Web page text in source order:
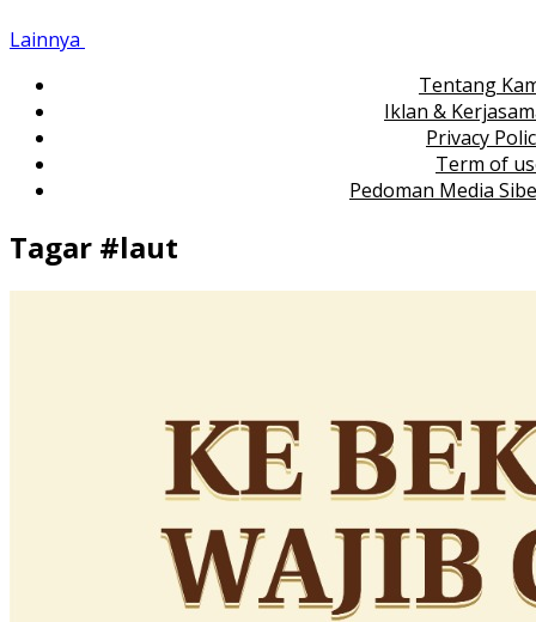
Lainnya
Tentang
Iklan &
Privacy
Term of
Pedoman Media
Tagar #laut